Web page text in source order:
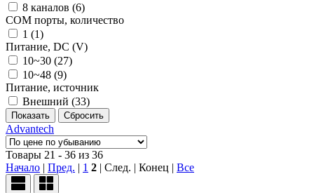
8 каналов (6)
COM порты, количество
1 (1)
Питание, DC (V)
10~30 (27)
10~48 (9)
Питание, источник
Внешний (33)
Advantech
Товары 21 - 36 из 36
Начало | Пред. | 1 2 | След. | Конец | Все